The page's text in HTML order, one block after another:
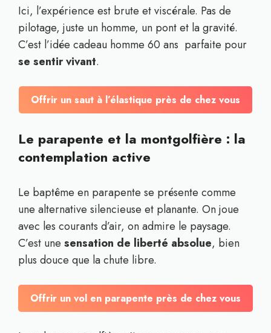
Ici, l’expérience est brute et viscérale. Pas de
pilotage, juste un homme, un pont et la gravité.
C’est l’idée cadeau homme 60 ans parfaite pour
se sentir vivant.
Offrir un saut à l’élastique près de chez vous
Le parapente et la montgolfière : la
contemplation active
Le baptême en parapente se présente comme
une alternative silencieuse et planante. On joue
avec les courants d’air, on admire le paysage.
C’est une sensation de liberté absolue, bien
plus douce que la chute libre.
Offrir un vol en parapente près de chez vous